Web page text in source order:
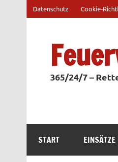
springen
Datenschutz Cookie-
365/24/7 –
START EINSÄTZE